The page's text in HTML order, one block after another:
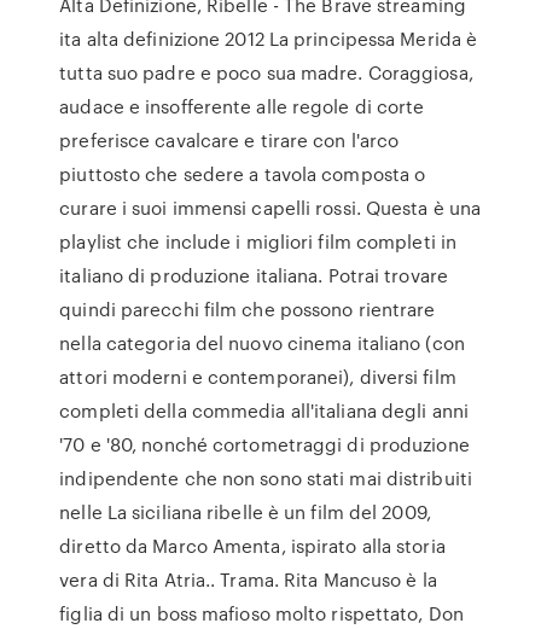
ita alta definizione 2012 La principessa Merida è
tutta suo padre e poco sua madre. Coraggiosa,
audace e insofferente alle regole di corte
preferisce cavalcare e tirare con l'arco
piuttosto che sedere a tavola composta o
curare i suoi immensi capelli rossi. Questa è una
playlist che include i migliori film completi in
italiano di produzione italiana. Potrai trovare
quindi parecchi film che possono rientrare
nella categoria del nuovo cinema italiano (con
attori moderni e contemporanei), diversi film
completi della commedia all'italiana degli anni
'70 e '80, nonché cortometraggi di produzione
indipendente che non sono stati mai distribuiti
nelle La siciliana ribelle è un film del 2009,
diretto da Marco Amenta, ispirato alla storia
vera di Rita Atria.. Trama. Rita Mancuso è la
figlia di un boss mafioso molto rispettato, Don